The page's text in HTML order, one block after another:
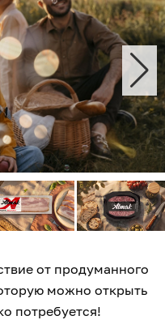
от продуманного
можно открыть
потребуется!